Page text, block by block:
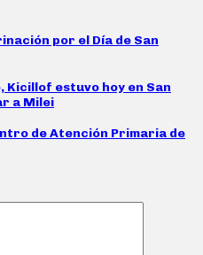
por el Día de San
Kicillof estuvo hoy en San
a Milei
de Atención Primaria de